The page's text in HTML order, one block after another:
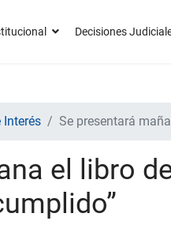
Decisiones
Se presentará
el libro